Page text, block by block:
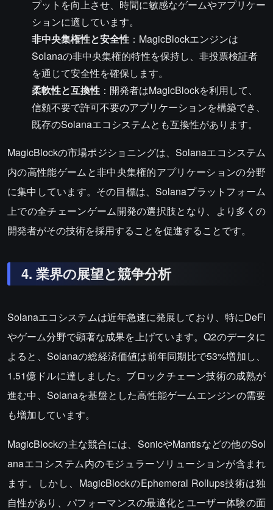
プットを向上させ、時間に敏感なゲームやアプリケー
ションに適しています。
非中央集権性と安全性 ：MagicBlockエンジンは
Solanaの非中央集権的特性を保持し、非投票検証者
を通じて安全性を確保します。
柔軟性と互換性 ：開発者はMagicBlockを利用して、
信頼不要で許可不要のアプリケーションを構築でき、
既存のSolanaエコシステムとも互換性があります。
MagicBlockの市場ポジショニングは、Solanaエコシステム
内の高性能ゲームと非中央集権的アプリケーションの分野
に集中しています。その目標は、Solanaプラットフォーム
上での全チェーンゲーム開発の選択肢となり、より多くの
開発者がその技術を採用することを促進することです。
4. 業界の展望と競争分析
Solanaエコシステムは近年急速に発展しており、特にDeFi
やゲーム分野で顕著な成果を上げています。Q2のデータに
よると、Solanaの総経済価値は前年同期比で53%増加し、
1.51億ドルに達しました。ブロックチェーン技術の成熟が
進む中、Solanaを基盤とした高性能ゲームエンジンの需要
も増加しています。
MagicBlockの主な競合には、SonicやMantisなどの他のSol
anaエコシステム内のモジュラーソリューションが含まれ
ます。しかし、MagicBlockのEphemeral Rollups技術は独
自性があり、パフォーマンスの最適化とユーザー体験の面